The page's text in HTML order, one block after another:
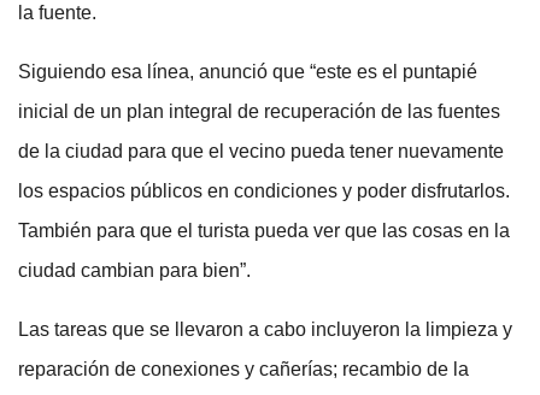
la fuente.
Siguiendo esa línea, anunció que “este es el puntapié
inicial de un plan integral de recuperación de las fuentes
de la ciudad para que el vecino pueda tener nuevamente
los espacios públicos en condiciones y poder disfrutarlos.
También para que el turista pueda ver que las cosas en la
ciudad cambian para bien”.
Las tareas que se llevaron a cabo incluyeron la limpieza y
reparación de conexiones y cañerías; recambio de la